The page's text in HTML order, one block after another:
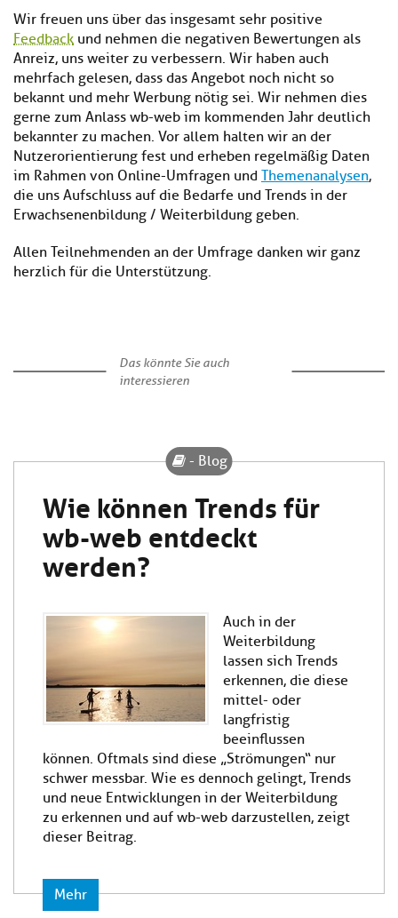
Wir freuen uns über das insgesamt sehr positive
Feedback und nehmen die negativen Bewertungen als
Anreiz, uns weiter zu verbessern. Wir haben auch
mehrfach gelesen, dass das Angebot noch nicht so
bekannt und mehr Werbung nötig sei. Wir nehmen dies
gerne zum Anlass wb-web im kommenden Jahr deutlich
bekannter zu machen. Vor allem halten wir an der
Nutzerorientierung fest und erheben regelmäßig Daten
im Rahmen von Online-Umfragen und Themenanalysen,
die uns Aufschluss auf die Bedarfe und Trends in der
Erwachsenenbildung / Weiterbildung geben.
Allen Teilnehmenden an der Umfrage danken wir ganz
herzlich für die Unterstützung.
Das könnte Sie auch
interessieren
Wie können Trends für
wb-web entdeckt
werden?
- Blog
Auch in der
Weiterbildung
lassen sich Trends
erkennen, die diese
mittel- oder
langfristig
beeinflussen
können. Oftmals sind diese „Strömungen“ nur
schwer messbar. Wie es dennoch gelingt, Trends
und neue Entwicklungen in der Weiterbildung
zu erkennen und auf wb-web darzustellen, zeigt
dieser Beitrag.
Mehr